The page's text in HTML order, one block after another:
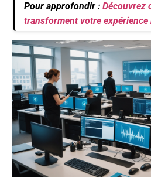
Pour approfondir : Découvrez
transforment votre expérience